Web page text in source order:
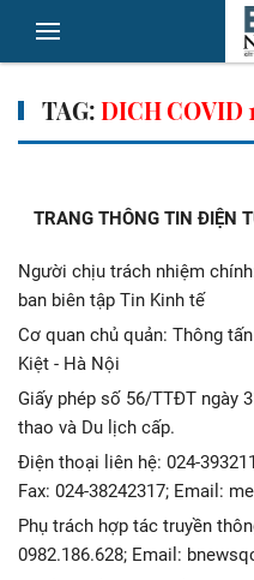
TAG:DICH COVID
TRANG THÔNG TIN ĐIỆN
Người chịu trách nhiệm
ban biên tập Tin Kinh tế
Cơ quan chủ quản: Thông
Kiệt - Hà Nội
Giấy phép số 56/TTĐT ngày
thao và Du lịch cấp.
Điện thoại liên hệ: 024-
Fax: 024-38242317; Email:
Phụ trách hợp tác truyền
0982.186.628; Email: